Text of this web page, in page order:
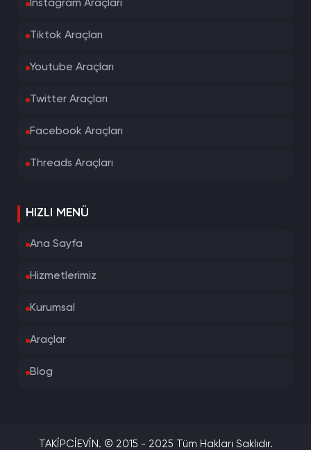
İnstagram Araçları
Tiktok Araçları
Youtube Araçları
Twitter Araçları
Facebook Araçları
Threads Araçları
HIZLI MENÜ
Ana Sayfa
Hizmetlerimiz
Kurumsal
Araçlar
Blog
TAKİPCİEVİN. © 2015 - 2025 Tüm Hakları Saklıdır.